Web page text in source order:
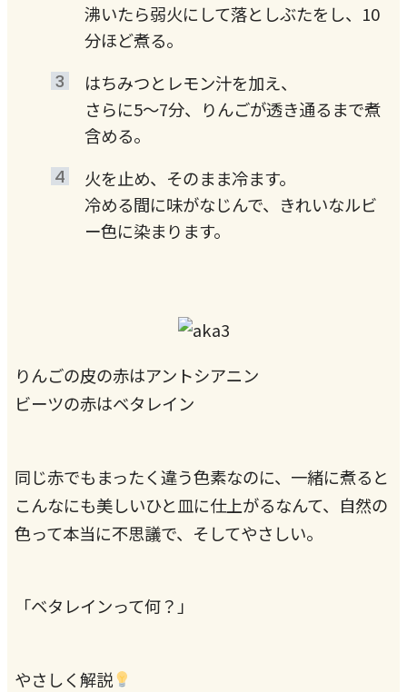
沸いたら弱火にして落としぶたをし、10
分ほど煮る。
はちみつとレモン汁を加え、
さらに5〜7分、りんごが透き通るまで煮
含める。
火を止め、そのまま冷ます。
冷める間に味がなじんで、きれいなルビ
ー色に染まります。
りんごの皮の赤はアントシアニン
ビーツの赤はベタレイン
同じ赤でもまったく違う色素なのに、一緒に煮ると
こんなにも美しいひと皿に仕上がるなんて、自然の
色って本当に不思議で、そしてやさしい。
「ベタレインって何？」
やさしく解説